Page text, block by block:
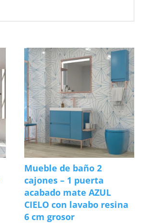
Mueble de baño 2
cajones – 1 puerta
acabado mate AZUL
CIELO con lavabo resina
6 cm grosor